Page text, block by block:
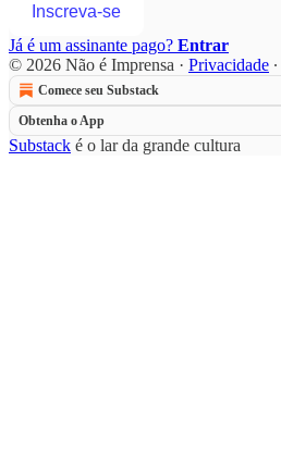
Inscreva-se
Já é um assinante pago? Entrar
© 2026 Não é Imprensa · Privacidade ∙
Comece seu Substack
Obtenha o App
Substack é o lar da grande cultura